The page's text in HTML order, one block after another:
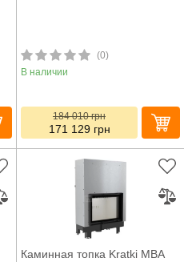
(0)
В наличии
184 010грн
171 129 грн
Каминная топка Kratki MBA